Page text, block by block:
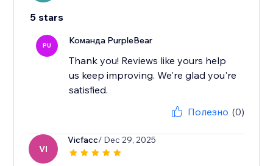
5 stars
PU Команда PurpleBear
Thank you! Reviews like yours help
us keep improving. We're glad you're
satisfied.
Полезно (0)
VI
Vicfacc/ Dec 29, 2025